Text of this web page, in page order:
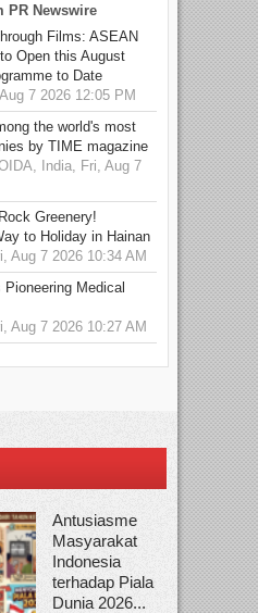
PR Newswire
Films: ASEAN
Open this August
to Date
7 2026 12:05 PM
the world's most
by TIME magazine
India, Fri, Aug 7
Greenery!
to Holiday in Hainan
Aug 7 2026 10:34 AM
Medical
Aug 7 2026 10:27 AM
Antusiasme
Masyarakat
Indonesia
terhadap Piala
Dunia 2026...